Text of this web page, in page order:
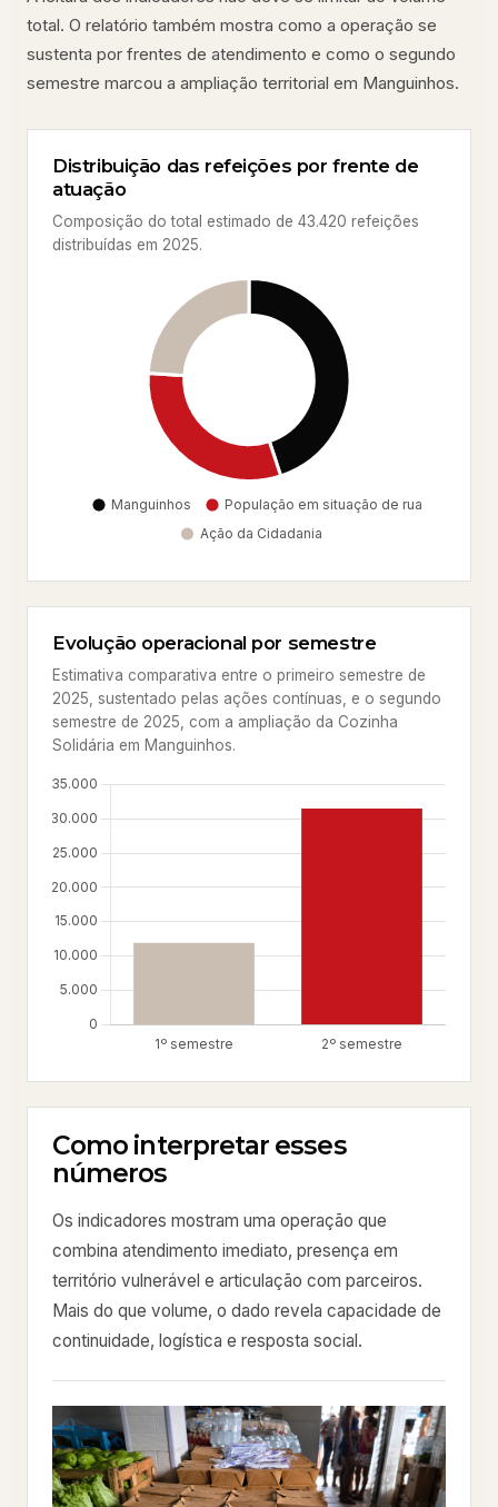
total. O relatório também mostra como a operação se
sustenta por frentes de atendimento e como o segundo
semestre marcou a ampliação territorial em Manguinhos.
Distribuição das refeições por frente de
atuação
Composição do total estimado de 43.420 refeições
distribuídas em 2025.
Evolução operacional por semestre
Estimativa comparativa entre o primeiro semestre de
2025, sustentado pelas ações contínuas, e o segundo
semestre de 2025, com a ampliação da Cozinha
Solidária em Manguinhos.
Como interpretar esses
números
Os indicadores mostram uma operação que
combina atendimento imediato, presença em
território vulnerável e articulação com parceiros.
Mais do que volume, o dado revela capacidade de
continuidade, logística e resposta social.